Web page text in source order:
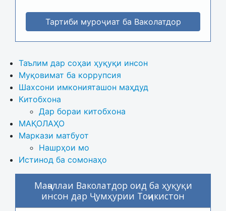
Тартиби муроҷиат ба Ваколатдор
Таълим дар соҳаи ҳуқуқи инсон
Муқовимат ба коррупсия
Шахсони имконияташон маҳдуд
Китобхона
Дар бораи китобхона
МАҚОЛАҲО
Маркази матбуот
Нашрҳои мо
Истинод ба сомонаҳо
Маҷаллаи Ваколатдор оид ба ҳуқуқи
инсон дар Ҷумҳурии Тоҷикистон